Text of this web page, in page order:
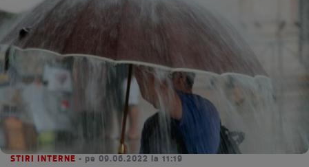
STIRI INTERNE • pe 09.06.2022 la 11:19